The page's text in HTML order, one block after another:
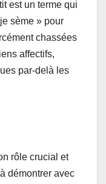
est un terme qui
sème » pour
chassées
affectifs,
par-delà les
rôle crucial et
démontrer avec